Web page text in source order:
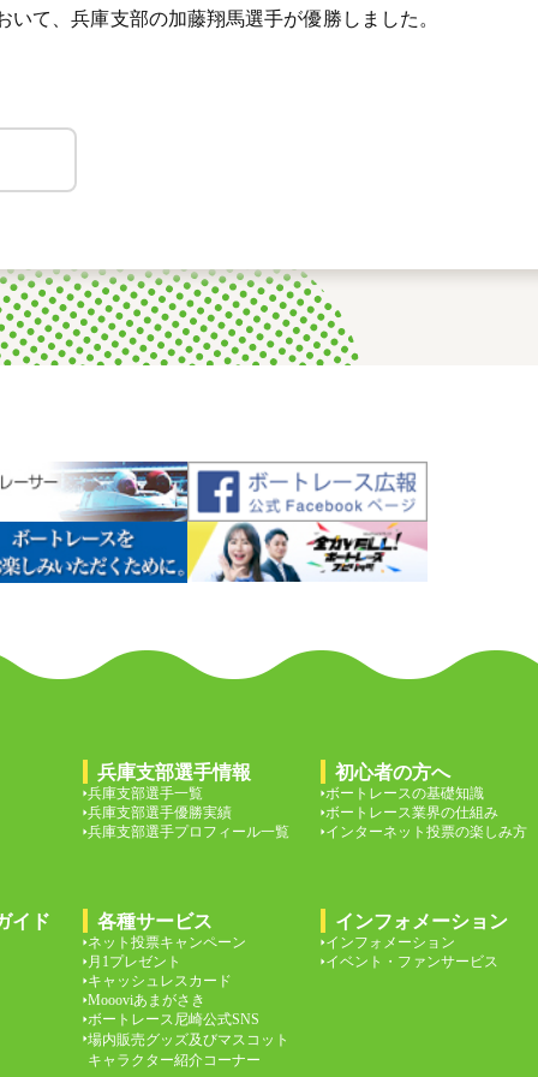
て、兵庫支部の加藤翔馬選手が優勝しました。
イド
兵庫支部選手情報
兵庫支部選手一覧
兵庫支部選手優勝実績
兵庫支部選手プロフィール一覧
各種サービス
ネット投票キャンペーン
月1プレゼント
キャッシュレスカード
Moooviあまがさき
ボートレース尼崎公式SNS
場内販売グッズ及びマスコット
キャラクター紹介コーナー
初心者の方へ
ボートレースの基礎知識
ボートレース業界の仕組み
インターネット投票の楽しみ方
インフォメーション
インフォメーション
イベント・ファンサービス